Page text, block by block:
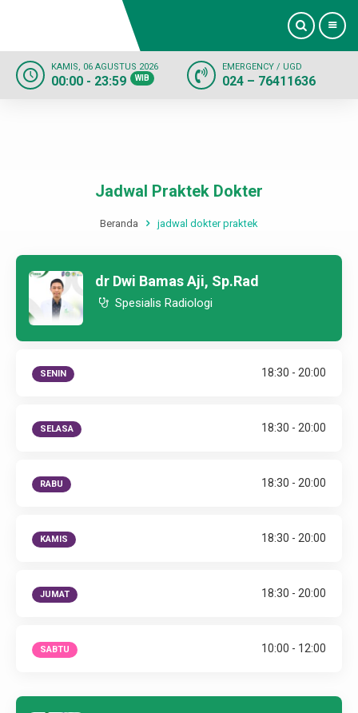
Informasi
Kontak
Karir
KAMIS, 06 AGUSTUS 2026
00:00 - 23:59 WIB
EMERGENCY / UGD
024 – 76411636
Jadwal Praktek Dokter
Beranda jadwal dokter praktek
dr Dwi Bamas Aji, Sp.Rad
Spesialis Radiologi
SENIN 18:30 - 20:00
SELASA 18:30 - 20:00
RABU 18:30 - 20:00
KAMIS 18:30 - 20:00
JUMAT 18:30 - 20:00
SABTU 10:00 - 12:00